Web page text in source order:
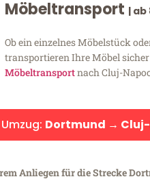
Möbeltransport |
Ob ein einzelnes Möbelstück
transportieren Ihre Möbel
Möbeltransportnach Cluj-
Umzug: Dortmund →
Anliegen für die Strecke